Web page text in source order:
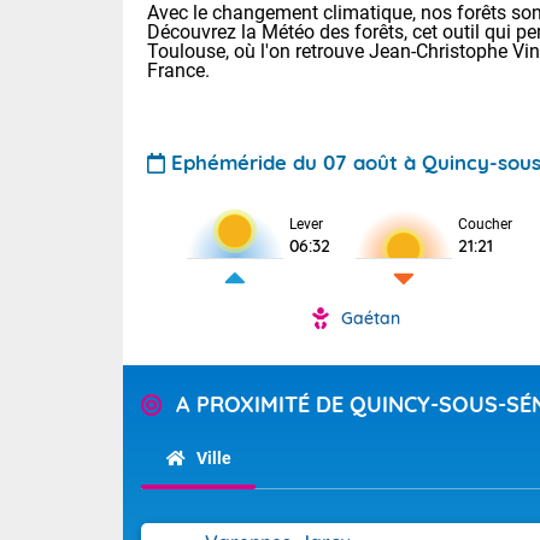
Pour la
Tendance
Avec le changement climatique, nos forêts
Découvrez la Météo des forêts, cet outil qui
Toulouse, où l'on retrouve Jean-Christophe
France.
Ephéméride du 07 août à Quincy-
Lever
06:32
Coucher
21:21
Gaétan
A PROXIMITÉ DE QUINCY-SOUS-
Ville
Voici les
22/14 Paris :
Clermont-
Lille : 25/15
Demain
Très